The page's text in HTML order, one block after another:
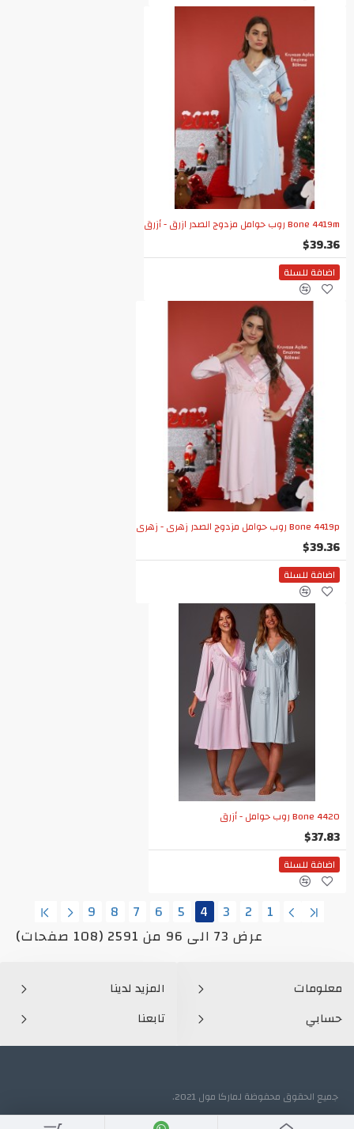
Bone 4419m روب حوامل مزدوج الصدر ازرق - أزرق
$39.36
اضافة للسلة
Bone 4419p روب حوامل مزدوج الصدر زهري - زهري
$39.36
اضافة للسلة
Bone 4420 روب حوامل - أزرق
$37.83
اضافة للسلة
1
2
3
4
5
6
7
8
9
عرض 73 الى 96 من 2591 (108 صفحات)
معلومات
حسابي
المزيد لدينا
تابعنا
جميع الحقوق محفوظة لماركا مول 2021.